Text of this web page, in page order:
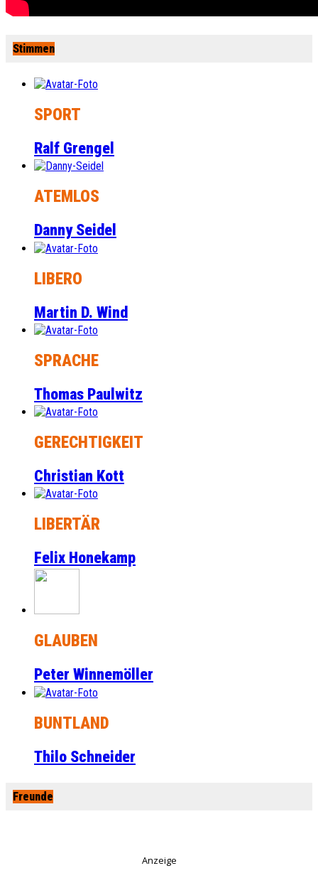
Stimmen
SPORT
Ralf Grengel
ATEMLOS
Danny Seidel
LIBERO
Martin D. Wind
SPRACHE
Thomas Paulwitz
GERECHTIGKEIT
Christian Kott
LIBERTÄR
Felix Honekamp
GLAUBEN
Peter Winnemöller
BUNTLAND
Thilo Schneider
Freunde
Anzeige